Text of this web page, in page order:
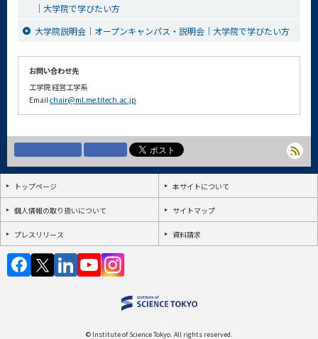
｜大学院で学びたい方
大学院説明会｜オープンキャンパス・説明会｜大学院で学びたい方
お問い合わせ先
工学院 経営工学系
Emailchair@ml.me.titech.ac.jp
トップページ 本サイトについて
個人情報の取り扱いについて サイトマップ
プレスリリース 資料請求
© Institute of Science Tokyo. All rights reserved.